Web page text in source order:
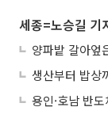
세종=노승길 기
양파밭 갈아엎